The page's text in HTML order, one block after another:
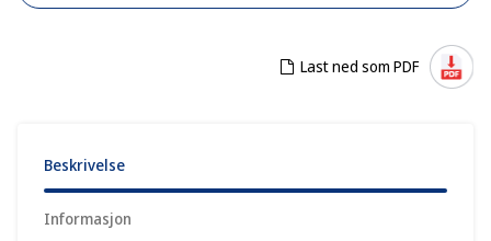
Last ned som PDF
Beskrivelse
Informasjon